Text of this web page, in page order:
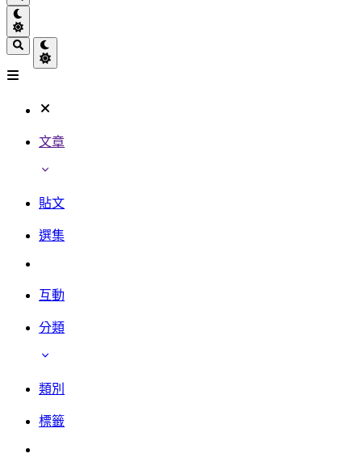
文章
貼文
選集
互動
分類
類別
標籤